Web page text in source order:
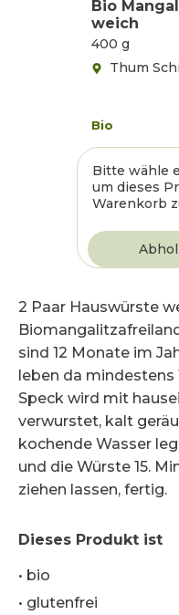
Bio
weich
400 g
Thum
Bio
Bitte wähle
um dieses
Warenkorb
2 Paar Hauswürste
sind 12 Monate im
leben da mindestens
Speck wird mit
verwurstet, kalt
kochende Wasser
und die Würste 15.
ziehen lassen, fertig.
Dieses Produkt ist
• bio
• glutenfrei